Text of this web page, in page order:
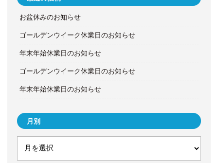
お盆休みのお知らせ
ゴールデンウイーク休業日のお知らせ
年末年始休業日のお知らせ
ゴールデンウイーク休業日のお知らせ
年末年始休業日のお知らせ
月別